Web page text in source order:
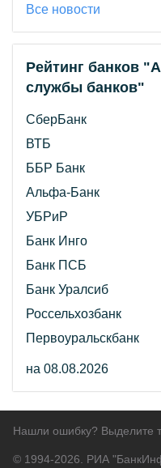
Все новости
Рейтинг банков
службы банков"
СберБанк
ВТБ
ББР Банк
Альфа-Банк
УБРиР
Банк Инго
Банк ПСБ
Банк Уралсиб
Россельхозбанк
Первоуральскбанк
на 08.08.2026
Нашли ошибку? Выделите
© 1994-2026. РИА